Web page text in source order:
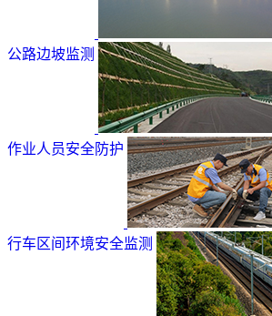
公路边坡监测
作业人员安全防护
行车区间环境安全监测